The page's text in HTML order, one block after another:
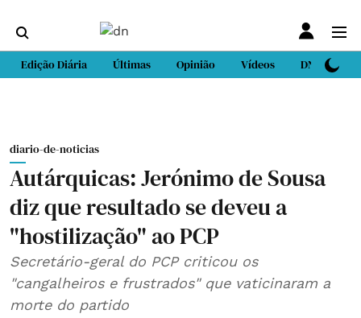
Edição Diária Últimas Opinião Vídeos DN Sport
diario-de-noticias
Autárquicas: Jerónimo de Sousa
diz que resultado se deveu a
"hostilização" ao PCP
Secretário-geral do PCP criticou os
"cangalheiros e frustrados" que vaticinaram a
morte do partido